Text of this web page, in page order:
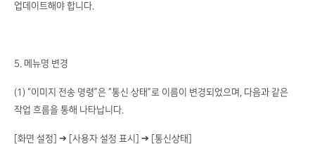
업데이트해야 합니다.
5. 메뉴명 변경
(1) “이미지 전송 명령”은 “통신 상태”로 이름이 변경되었으며, 다음과 같은
작업 흐름을 통해 나타납니다.
[화면 설정] ➔ [사용자 설정 표시] ➔ [통신상태]